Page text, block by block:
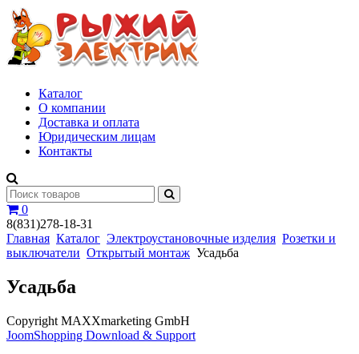
Каталог
О компании
Доставка и оплата
Юридическим лицам
Контакты
0
8(831)278-18-31
Главная Каталог Электроустановочные изделия Розетки и
выключатели Открытый монтаж Усадьба
Усадьба
Copyright MAXXmarketing GmbH
JoomShopping Download & Support